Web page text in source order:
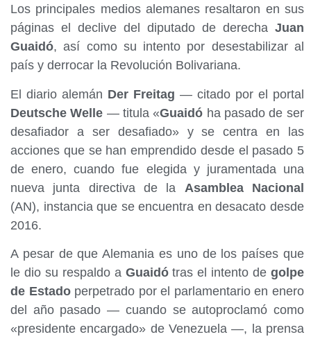
Los principales medios alemanes resaltaron en sus
páginas el declive del diputado de derecha Juan
Guaidó, así como su intento por desestabilizar al
país y derrocar la Revolución Bolivariana.
El diario alemán Der Freitag — citado por el portal
Deutsche Welle — titula «Guaidó ha pasado de ser
desafiador a ser desafiado» y se centra en las
acciones que se han emprendido desde el pasado 5
de enero, cuando fue elegida y juramentada una
nueva junta directiva de la Asamblea Nacional
(AN), instancia que se encuentra en desacato desde
2016.
A pesar de que Alemania es uno de los países que
le dio su respaldo a Guaidótras el intento de golpe
de Estadoperpetrado por el parlamentario en enero
del año pasado — cuando se autoproclamó como
«presidente encargado» de Venezuela —, la prensa